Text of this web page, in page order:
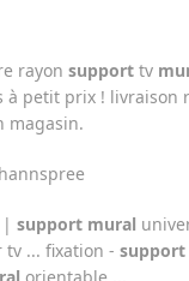
rayon supporttv
à petit prix ! livraison
magasin.
support mural
... fixation - support